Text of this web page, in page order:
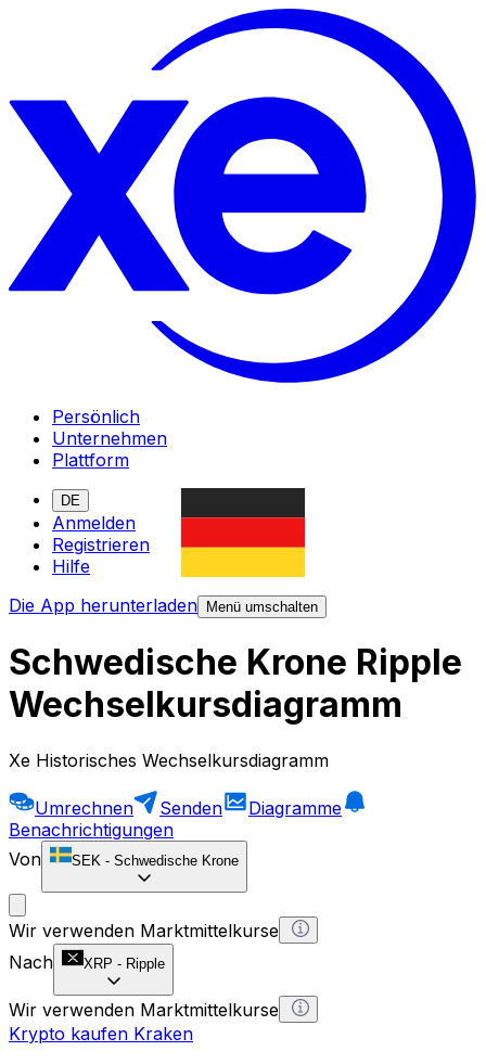
Persönlich
Unternehmen
Plattform
DE
Anmelden
Registrieren
Hilfe
Die App herunterladen
Menü umschalten
Schwedische Krone Ripple
Wechselkursdiagramm
Xe Historisches Wechselkursdiagramm
Umrechnen Senden
Diagramme
Benachrichtigungen
Von
SEK - Schwedische Krone
Wir verwenden Marktmittelkurse
Nach
XRP - Ripple
Wir verwenden Marktmittelkurse
Krypto kaufen Kraken